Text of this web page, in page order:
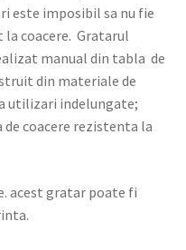
este imposibil sa nu fie
coacere. Gratarul
manual din tabla de
din materiale de
utilizari indelungate;
coacere rezistenta la
acest gratar poate fi